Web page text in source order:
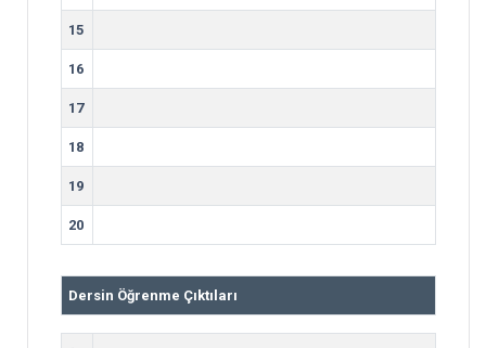
15
16
17
18
19
20
Dersin Öğrenme Çıktıları